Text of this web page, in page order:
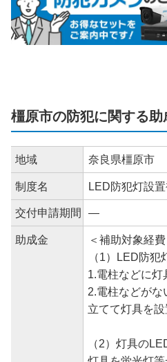
橿原市の防犯に関する助
地域 奈良県橿原市
制度名 LED防犯灯設
交付申請期間 ―
助成金
＜補助対象経費
（1）LED防犯
1.電柱などに灯
2.電柱などがな
立てて灯具を
（2）灯具の